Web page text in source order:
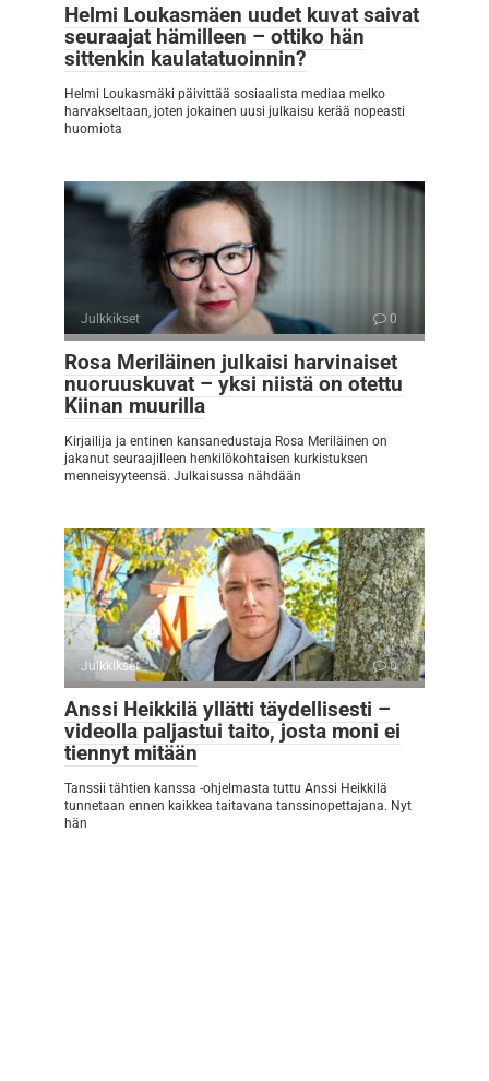
Helmi Loukasmäen uudet kuvat saivat
seuraajat hämilleen – ottiko hän
sittenkin kaulatatuoinnin?
Helmi Loukasmäki päivittää sosiaalista mediaa melko
harvakseltaan, joten jokainen uusi julkaisu kerää nopeasti
huomiota
Julkkikset 0
Rosa Meriläinen julkaisi harvinaiset
nuoruuskuvat – yksi niistä on otettu
Kiinan muurilla
Kirjailija ja entinen kansanedustaja Rosa Meriläinen on
jakanut seuraajilleen henkilökohtaisen kurkistuksen
menneisyyteensä. Julkaisussa nähdään
Julkkikset 0
Anssi Heikkilä yllätti täydellisesti –
videolla paljastui taito, josta moni ei
tiennyt mitään
Tanssii tähtien kanssa -ohjelmasta tuttu Anssi Heikkilä
tunnetaan ennen kaikkea taitavana tanssinopettajana. Nyt
hän